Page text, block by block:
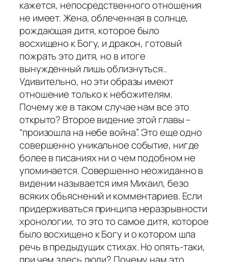
кажется, непосредственного отношения
не имеет. Жена, облеченная в солнце,
рождающая дитя, которое было
восхищено к Богу, и дракон, готовый
пожрать это дитя, но в итоге
вынужденный лишь облизнуться..
Удивительно, но эти образы имеют
отношение только к небожителям.
Почему же в таком случае нам все это
открыто? Второе видение этой главы –
“произошла на небе война”. Это еще одно
совершенно уникальное событие, нигде
более в писаниях ни о чем подобном не
упоминается. Совершенно неожиданно в
видении называется имя Михаил, безо
всяких обьяснений и комментариев. Если
придерживаться принципа неразрывности
хронологии, то это то самое дитя, которое
было восхищено к Богу и о котором шла
речь в предыдущих стихах. Но опять-таки,